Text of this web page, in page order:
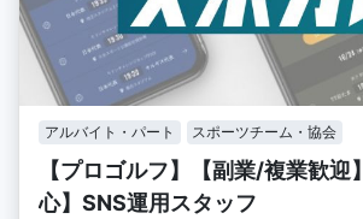
アルバイト・パート スポーツチーム・協会
【プロゴルフ】【副業/複業歓迎
心】SNS運用スタッフ